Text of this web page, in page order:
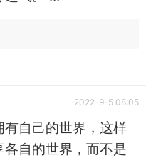
2022-9-5 08:05
有自己的世界，这样
自的世界，而不是